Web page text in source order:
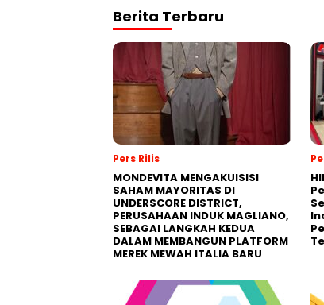
Berita Terbaru
Pers Rilis
MONDEVITA MENGAKUISISI
SAHAM MAYORITAS DI
UNDERSCORE DISTRICT,
PERUSAHAAN INDUK MAGLIANO,
SEBAGAI LANGKAH KEDUA
DALAM MEMBANGUN PLATFORM
MEREK MEWAH ITALIA BARU